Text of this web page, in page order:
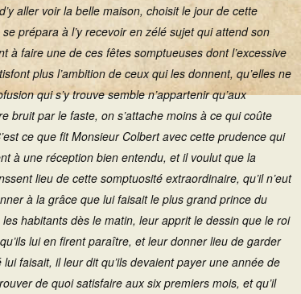
aller voir la belle maison, choisit le jour de cette
prépara à l’y recevoir en zélé sujet qui attend son
faire une de ces fêtes somptueuses dont l’excessive
plus l’ambition de ceux qui les donnent, qu’elles ne
qui s’y trouve semble n’appartenir qu’aux
bruit par le faste, on s’attache moins à ce qui coûte
ce que fit Monsieur Colbert avec cette prudence qui
à une réception bien entendu, et il voulut que la
lieu de cette somptuosité extraordinaire, qu’il n’eut
à la grâce que lui faisait le plus grand prince du
habitants dès le matin, leur apprit le dessin que le roi
lui en firent paraître, et leur donner lieu de garder
faisait, il leur dit qu’ils devaient payer une année de
de quoi satisfaire aux six premiers mois, et qu’il